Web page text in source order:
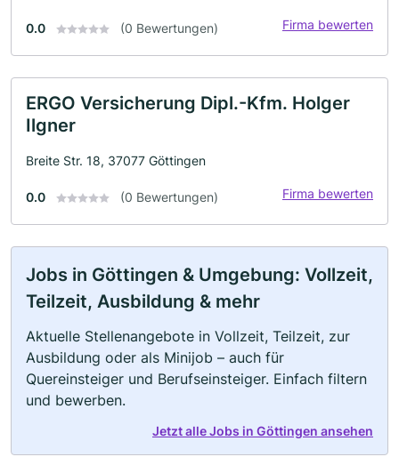
0.0 (0 Bewertungen) Firma bewerten
ERGO Versicherung Dipl.-Kfm. Holger
Ilgner
Breite Str. 18, 37077 Göttingen
0.0 (0 Bewertungen) Firma bewerten
Jobs in Göttingen & Umgebung: Vollzeit,
Teilzeit, Ausbildung & mehr
Aktuelle Stellenangebote in Vollzeit, Teilzeit, zur
Ausbildung oder als Minijob – auch für
Quereinsteiger und Berufseinsteiger. Einfach filtern
und bewerben.
Jetzt alle Jobs in Göttingen ansehen